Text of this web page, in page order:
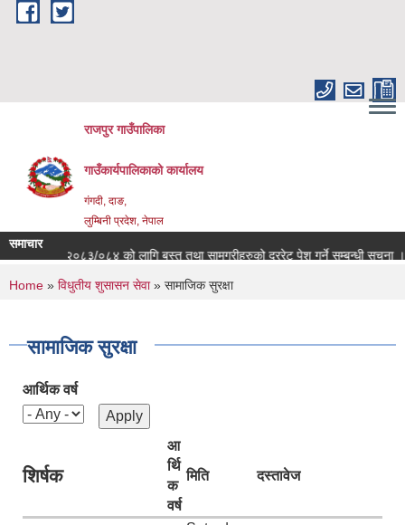
Skip to main content
राजपुर गाउँपालिका
गाउँकार्यपालिकाको कार्यालय
गंगदी, दाङ,
लुम्बिनी प्रदेश, नेपाल
समाचार
आ.व. २०८३/०८४ को लागि बस्तु तथा सामग्रीहरुको दररेट पेश गर्ने सम्बन्धी सूचना ।
You are here
Home » विधुतीय शुसासन सेवा» सामाजिक सुरक्षा
सामाजिक सुरक्षा
आर्थिक वर्ष
शिर्षक
आ
र्थि
क
वर्ष
मिति दस्तावेज